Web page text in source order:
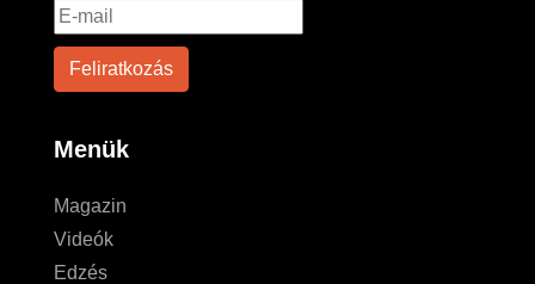
Menük
Magazin
Videók
Edzés